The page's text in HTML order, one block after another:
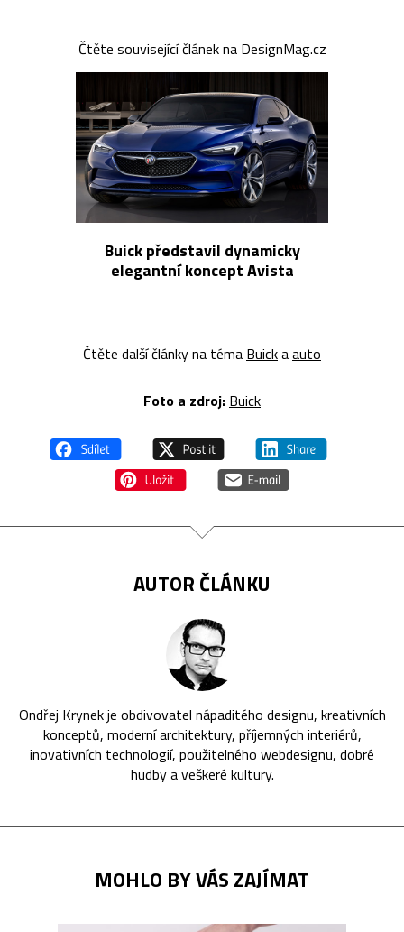
Čtěte související článek na DesignMag.cz
Buick představil dynamicky
elegantní koncept Avista
Čtěte další články na téma Buickaauto
Foto a zdroj: Buick
AUTOR ČLÁNKU
Ondřej Krynek je obdivovatel nápaditého designu, kreativních
konceptů, moderní architektury, příjemných interiérů,
inovativních technologií, použitelného webdesignu, dobré
hudby a veškeré kultury.
MOHLO BY VÁS ZAJÍMAT